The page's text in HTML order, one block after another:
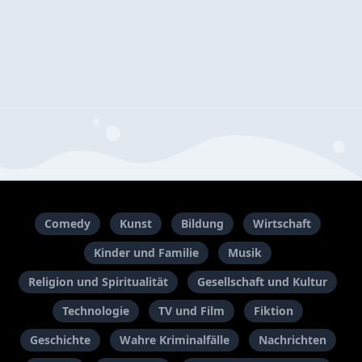
Comedy Kunst Bildung
Wirtschaft
Kinder und Familie
Musik
Religion und Spiritualität
Gesellschaft und Kultur
Technologie
TV und Film
Fiktion
Geschichte
Wahre Kriminalfälle
Nachrichten